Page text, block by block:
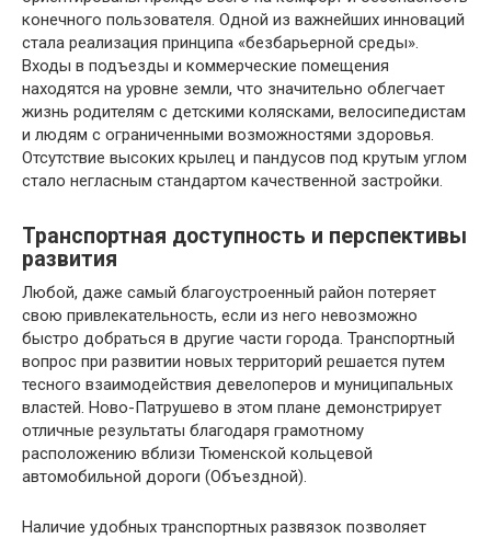
конечного пользователя. Одной из важнейших инноваций
стала реализация принципа «безбарьерной среды».
Входы в подъезды и коммерческие помещения
находятся на уровне земли, что значительно облегчает
жизнь родителям с детскими колясками, велосипедистам
и людям с ограниченными возможностями здоровья.
Отсутствие высоких крылец и пандусов под крутым углом
стало негласным стандартом качественной застройки.
Транспортная доступность и перспективы
развития
Любой, даже самый благоустроенный район потеряет
свою привлекательность, если из него невозможно
быстро добраться в другие части города. Транспортный
вопрос при развитии новых территорий решается путем
тесного взаимодействия девелоперов и муниципальных
властей. Ново-Патрушево в этом плане демонстрирует
отличные результаты благодаря грамотному
расположению вблизи Тюменской кольцевой
автомобильной дороги (Объездной).
Наличие удобных транспортных развязок позволяет